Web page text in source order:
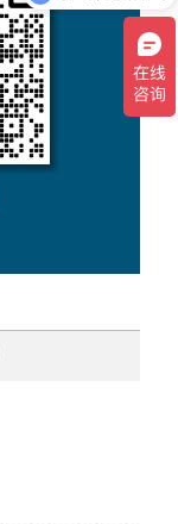
防静电PC板有吗